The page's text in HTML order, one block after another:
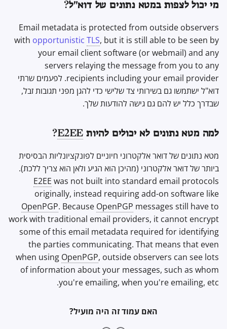
מי יכול לצפות במטא נתונים של דוא"ל?
Email metadata is protected from outside observers
with opportunistic TLS, but it is still able to be seen by
your email client software (or webmail) and any
servers relaying the message from you to any
recipients including your email provider. לפעמים שרתי
דוא"ל ישתמשו גם בשירותי צד שלישי כדי להגן מפני תגובות זבל,
שבדרך כלל יש להם גם גישה להודעות שלך.
למה מטא נתונים לא יכולים להיות E2EE
?
מטא נתונים של דואר אלקטרוני חיוניים לפונקציונליות הבסיסית
ביותר של דואר אלקטרוני (מהיכן הוא הגיע ולאן הוא צריך ללכת).
E2EE was not built into standard email protocols
originally, instead requiring add-on software like
OpenPGP. Because OpenPGP messages still have to
work with traditional email providers, it cannot encrypt
some of this email metadata required for identifying
the parties communicating. That means that even
when using OpenPGP, outside observers can see lots
of information about your messages, such as whom
you're emailing, when you're emailing, etc.
האם עמוד זה היה מועיל?